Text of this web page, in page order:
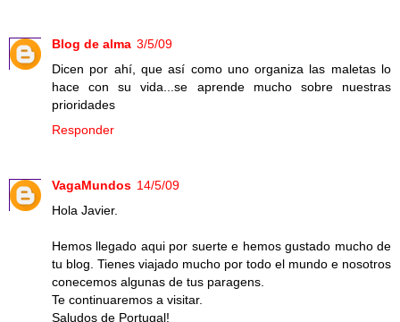
Blog de alma 3/5/09
Dicen por ahí, que así como uno organiza las maletas lo
hace con su vida...se aprende mucho sobre nuestras
prioridades
Responder
VagaMundos 14/5/09
Hola Javier.
Hemos llegado aqui por suerte e hemos gustado mucho de
tu blog. Tienes viajado mucho por todo el mundo e nosotros
conecemos algunas de tus paragens.
Te continuaremos a visitar.
Saludos de Portugal!